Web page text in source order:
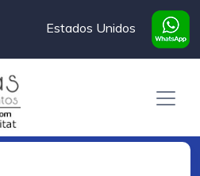
Estados Unidos